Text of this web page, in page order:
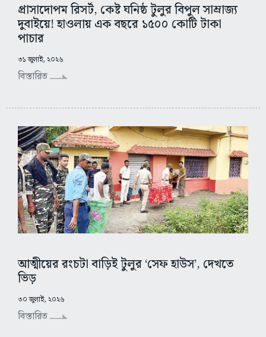
প্রাসাদোপম রিসর্ট, কেষ্ট ঘনিষ্ঠ টুলুর বিপুল সাম্রাজ্য
দুবাইয়ে! হাওলায় এক বছরে ১৫০০ কোটি টাকা
পাচার
৩১ জুলাই, ২০২৬
বিস্তারিত
আত্মীয়ের রংচটা বাড়িই টুলুর ‘সেফ হাউস’, দেখতে
ভিড়
৩০ জুলাই, ২০২৬
বিস্তারিত